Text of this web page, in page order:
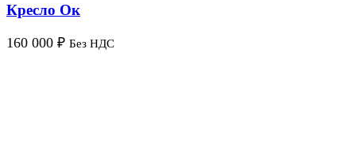
Кресло Ок
160 000 ₽ Без НДС